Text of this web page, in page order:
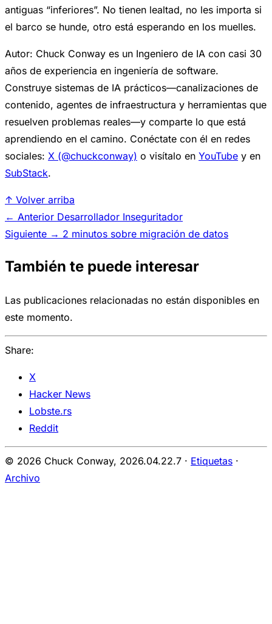
antiguas “inferiores”. No tienen lealtad, no les importa si
el barco se hunde, otro está esperando en los muelles.
Autor: Chuck Conway es un Ingeniero de IA con casi 30
años de experiencia en ingeniería de software.
Construye sistemas de IA prácticos—canalizaciones de
contenido, agentes de infraestructura y herramientas que
resuelven problemas reales—y comparte lo que está
aprendiendo en el camino. Conéctate con él en redes
sociales: X (@chuckconway) o visítalo en YouTube y en
SubStack.
↑ Volver arriba
← Anterior Desarrollador Inseguritador
Siguiente → 2 minutos sobre migración de datos
También te puede interesar
Las publicaciones relacionadas no están disponibles en
este momento.
Share:
X
Hacker News
Lobste.rs
Reddit
© 2026 Chuck Conway, 2026.04.22.7 · Etiquetas ·
Archivo